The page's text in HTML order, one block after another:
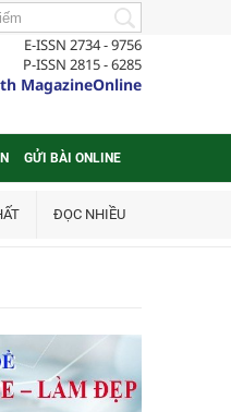
E-ISSN 2734 - 9756
P-ISSN 2815 - 6285
MagazineOnline
GỬI BÀI ONLINE
ĐỌC NHIỀU